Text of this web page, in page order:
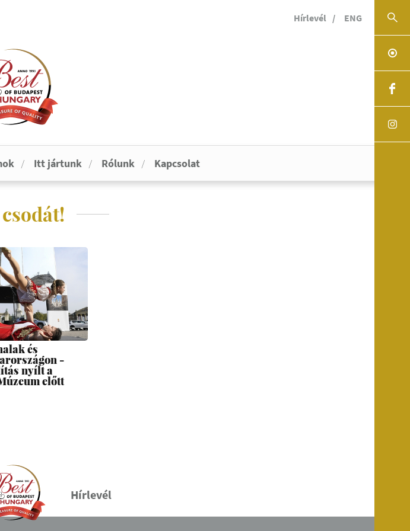
Hírlevél ENG
Itt jártunk Rólunk Kapcsolat
és
-
nyílt a
előtt
Hírlevél